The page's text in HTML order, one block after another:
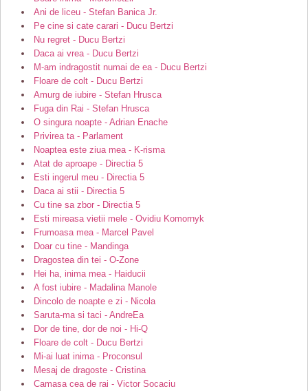
Ani de liceu - Stefan Banica Jr.
Pe cine si cate carari - Ducu Bertzi
Nu regret - Ducu Bertzi
Daca ai vrea - Ducu Bertzi
M-am indragostit numai de ea - Ducu Bertzi
Floare de colt - Ducu Bertzi
Amurg de iubire - Stefan Hrusca
Fuga din Rai - Stefan Hrusca
O singura noapte - Adrian Enache
Privirea ta - Parlament
Noaptea este ziua mea - K-risma
Atat de aproape - Directia 5
Esti ingerul meu - Directia 5
Daca ai stii - Directia 5
Cu tine sa zbor - Directia 5
Esti mireasa vietii mele - Ovidiu Komornyk
Frumoasa mea - Marcel Pavel
Doar cu tine - Mandinga
Dragostea din tei - O-Zone
Hei ha, inima mea - Haiducii
A fost iubire - Madalina Manole
Dincolo de noapte e zi - Nicola
Saruta-ma si taci - AndreEa
Dor de tine, dor de noi - Hi-Q
Floare de colt - Ducu Bertzi
Mi-ai luat inima - Proconsul
Mesaj de dragoste - Cristina
Camasa cea de rai - Victor Socaciu